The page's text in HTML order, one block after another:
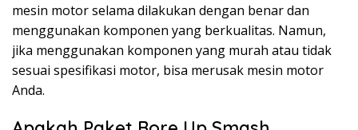
mesin motor selama dilakukan dengan benar dan
menggunakan komponen yang berkualitas. Namun,
jika menggunakan komponen yang murah atau tidak
sesuai spesifikasi motor, bisa merusak mesin motor
Anda.